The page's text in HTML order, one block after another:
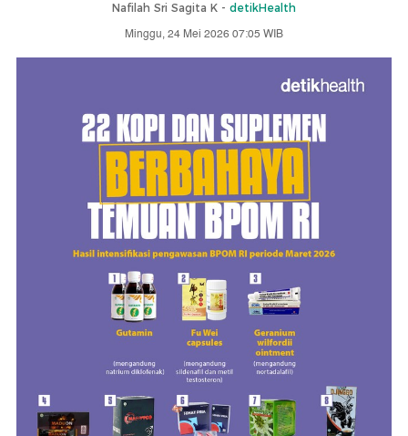
Nafilah Sri Sagita K - detikHealth
Minggu, 24 Mei 2026 07:05 WIB